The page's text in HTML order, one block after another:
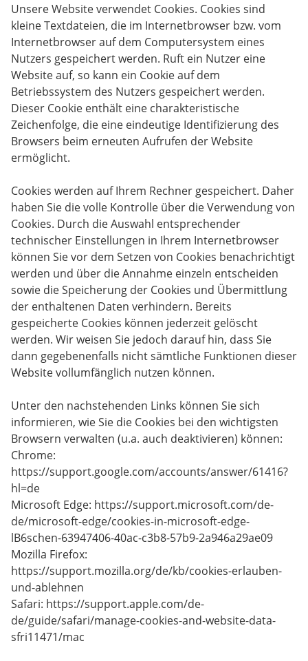
Unsere Website verwendet Cookies. Cookies sind
kleine Textdateien, die im Internetbrowser bzw. vom
Internetbrowser auf dem Computersystem eines
Nutzers gespeichert werden. Ruft ein Nutzer eine
Website auf, so kann ein Cookie auf dem
Betriebssystem des Nutzers gespeichert werden.
Dieser Cookie enthält eine charakteristische
Zeichenfolge, die eine eindeutige Identifizierung des
Browsers beim erneuten Aufrufen der Website
ermöglicht.
Cookies werden auf Ihrem Rechner gespeichert. Daher
haben Sie die volle Kontrolle über die Verwendung von
Cookies. Durch die Auswahl entsprechender
technischer Einstellungen in Ihrem Internetbrowser
können Sie vor dem Setzen von Cookies benachrichtigt
werden und über die Annahme einzeln entscheiden
sowie die Speicherung der Cookies und Übermittlung
der enthaltenen Daten verhindern. Bereits
gespeicherte Cookies können jederzeit gelöscht
werden. Wir weisen Sie jedoch darauf hin, dass Sie
dann gegebenenfalls nicht sämtliche Funktionen dieser
Website vollumfänglich nutzen können.
Unter den nachstehenden Links können Sie sich
informieren, wie Sie die Cookies bei den wichtigsten
Browsern verwalten (u.a. auch deaktivieren) können:
Chrome:
https://support.google.com/accounts/answer/61416?
hl=de
Microsoft Edge: https://support.microsoft.com/de-
de/microsoft-edge/cookies-in-microsoft-edge-
lB6schen-63947406-40ac-c3b8-57b9-2a946a29ae09
Mozilla Firefox:
https://support.mozilla.org/de/kb/cookies-erlauben-
und-ablehnen
Safari: https://support.apple.com/de-
de/guide/safari/manage-cookies-and-website-data-
sfri11471/mac